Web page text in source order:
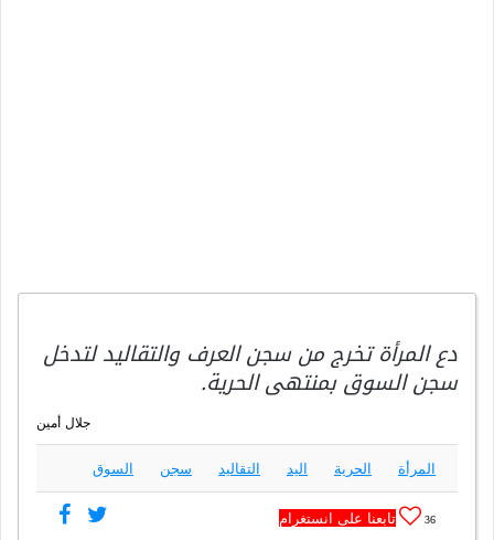
دع المرأة تخرج من سجن العرف والتقاليد لتدخل
سجن السوق بمنتهى الحرية.
جلال أمين
المرأة الحرية اليد التقاليد سجن السوق
36 تابعنا على انستغرام